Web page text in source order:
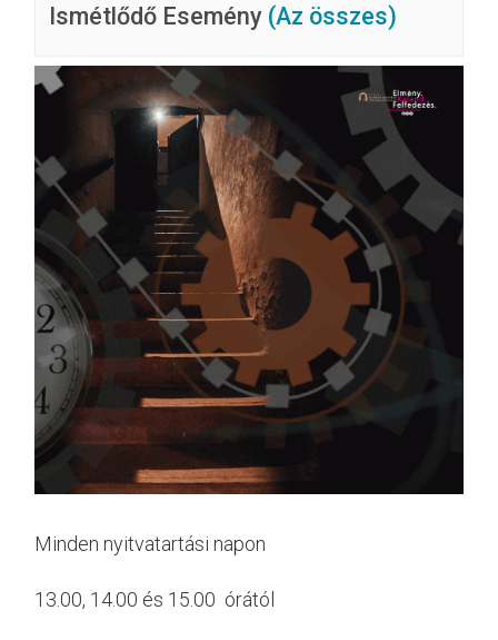
Ismétlődő Esemény (Az összes)
Minden nyitvatartási napon
13.00, 14.00 és 15.00 órától